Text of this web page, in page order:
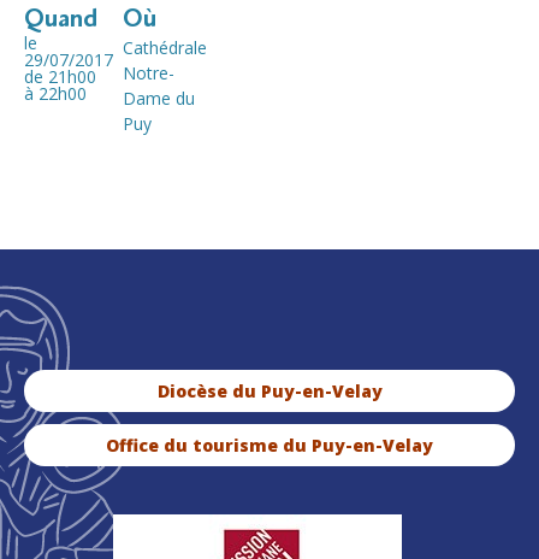
Quand
le
29/07/2017
de 21h00
à 22h00
Où
Cathédrale
Notre-
Dame du
Puy
Diocèse du Puy-en-Velay
Office du tourisme du Puy-en-Velay